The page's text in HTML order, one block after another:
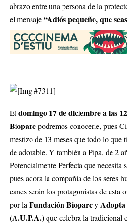
abrazo entre una persona de la
el mensaje“Adiós pequeño, que
El domingo 17 de diciembre a las
Bioparcpodremos conocerle, pues
mestizo de 13 meses que todo lo que
de adorable. Y también a Pipa, de 2
Potencialmente Perfecta que necesita
pues adora la compañía de los seres
canes serán los protagonistas de esta
por la Fundación Bioparcy
(A.U.P.A.)que celebra la tradicional